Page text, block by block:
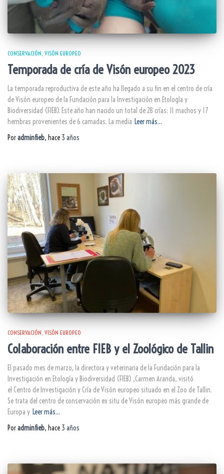
CONSERVACIÓN VISÓN EUROPEO
Temporada de cría de Visón europeo 2023
La temporada reproductiva de este año ha llegado a su fin en el centro de cría
de Visón europeo de la Fundación para la Investigación en Etología y
Biodiversidad (FIEB). Este año han nacido un total de 28 crías; 11 machos y 17
hembras provenientes de 6 camadas. La media Leer más…
Poradminfieb, hace 3 años
CONSERVACIÓN VISÓN EUROPEO
Colaboración entre FIEB y el Zoológico de Tallin
El pasado mes de marzo, la directora y veterinaria de la Fundación para la
Investigación en Etología y Biodiversidad (FIEB) ,Carmen Aranda, visitó
el Centro de Investigación y Cría de Visón europeo situado en el Zoo de Tallin.
Se trata del centro de conservación ex situ de Visón europeo más grande de
Europa y Leer más…
Poradminfieb, hace 3 años